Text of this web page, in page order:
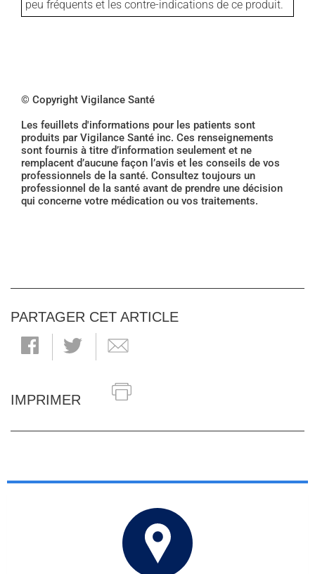
peu fréquents et les contre-indications de ce produit.
© Copyright Vigilance Santé
Les feuillets d'informations pour les patients sont
produits par Vigilance Santé inc. Ces renseignements
sont fournis à titre d’information seulement et ne
remplacent d’aucune façon l’avis et les conseils de vos
professionnels de la santé. Consultez toujours un
professionnel de la santé avant de prendre une décision
qui concerne votre médication ou vos traitements.
PARTAGER CET ARTICLE
IMPRIMER